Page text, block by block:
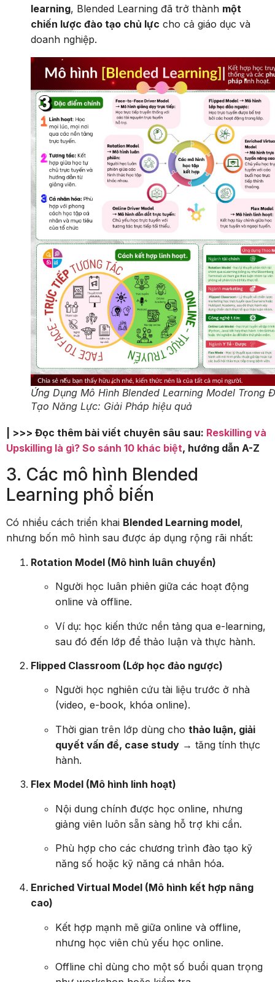
learning, Blended Learning đã trở thành một
chiến lược đào tạo chủ lực cho cả giáo dục và
doanh nghiệp.
Ứng Dụng Mô Hình Blended Learning Model Trong
Tạo Năng Lực: Giải Pháp hiệu quả
| >>> Đọc thêm bài viết chuyên sâu sau: Reskilling và
Upskilling là gì? So sánh 10 khác biệt, hướng dẫn A-Z
3. Các mô hình Blended
Learning phổ biến
Có nhiều cách triển khai Blended Learning model,
nhưng bốn mô hình sau được áp dụng rộng rãi nhất:
Rotation Model (Mô hình luân chuyển)
Người học luân phiên giữa các hoạt động
online và offline.
Ví dụ: học kiến thức nền tảng qua e-learning,
sau đó đến lớp để thảo luận và thực hành.
Flipped Classroom (Lớp học đảo ngược)
Người học nghiên cứu tài liệu trước ở nhà
(video, e-book, khóa online).
Thời gian trên lớp dùng cho thảo luận, giải
quyết vấn đề, case study → tăng tính thực
hành.
Flex Model (Mô hình linh hoạt)
Nội dung chính được học online, nhưng
giảng viên luôn sẵn sàng hỗ trợ khi cần.
Phù hợp cho các chương trình đào tạo kỹ
năng số hoặc kỹ năng cá nhân hóa.
Enriched Virtual Model (Mô hình kết hợp nâng
cao)
Kết hợp mạnh mẽ giữa online và offline,
nhưng học viên chủ yếu học online.
Offline chỉ dùng cho một số buổi quan trọng